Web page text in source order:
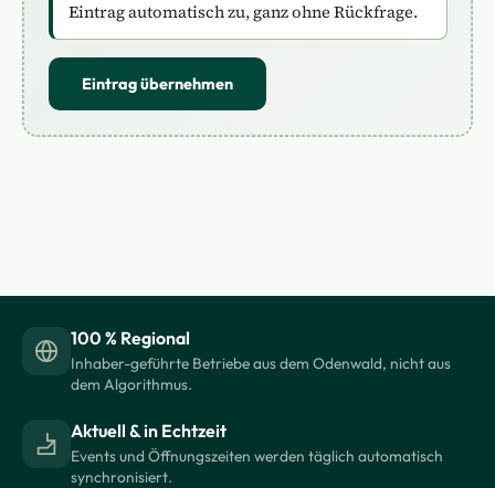
Eintrag automatisch zu, ganz ohne Rückfrage.
Eintrag übernehmen
100 % Regional
Inhaber-geführte Betriebe aus dem Odenwald, nicht aus
dem Algorithmus.
Aktuell & in Echtzeit
Events und Öffnungszeiten werden täglich automatisch
synchronisiert.